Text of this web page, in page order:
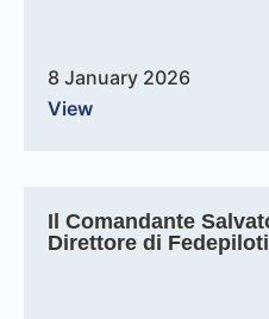
8 January 2026
View
Il Comandante
Direttore di Fedepiloti